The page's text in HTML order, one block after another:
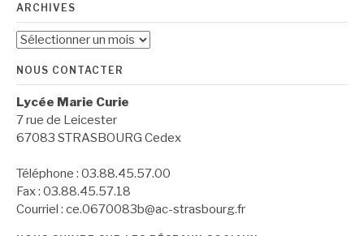
ARCHIVES
Archives
NOUS CONTACTER
Lycée Marie Curie
7 rue de Leicester
67083 STRASBOURG Cedex
Téléphone : 03.88.45.57.00
Fax : 03.88.45.57.18
Courriel : ce.0670083b@ac-strasbourg.fr